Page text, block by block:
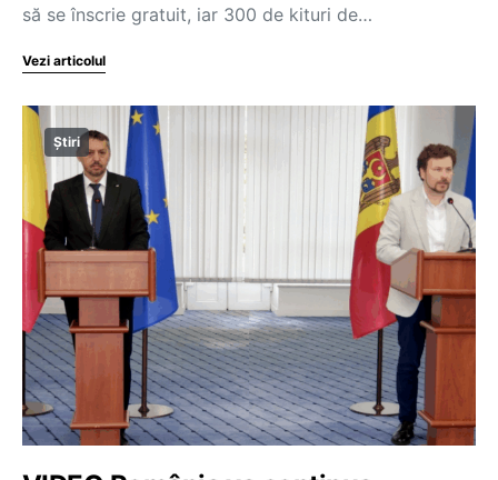
să se înscrie gratuit, iar 300 de kituri de…
Vezi articolul
Știri